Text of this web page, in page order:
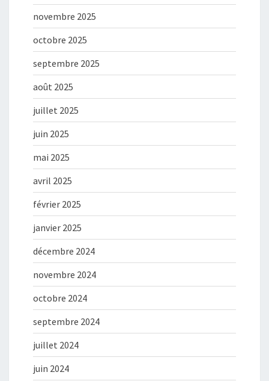
novembre 2025
octobre 2025
septembre 2025
août 2025
juillet 2025
juin 2025
mai 2025
avril 2025
février 2025
janvier 2025
décembre 2024
novembre 2024
octobre 2024
septembre 2024
juillet 2024
juin 2024